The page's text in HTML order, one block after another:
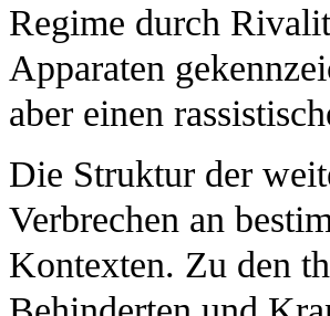
Regime durch
Apparaten
aber einen
Die Struktur der
Verbrechen an
Kontexten. Zu den